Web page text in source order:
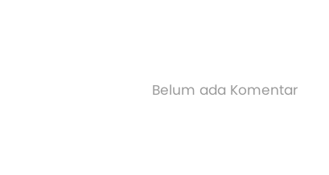
Belum ada Komentar